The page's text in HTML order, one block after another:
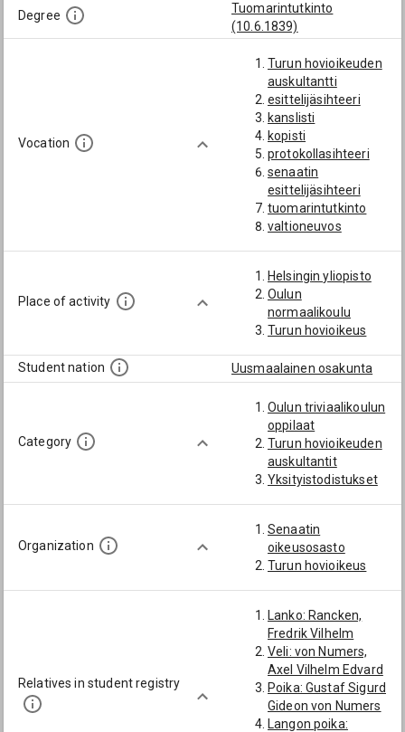
Degree
Tuomarintutkinto
(10.6.1839)
Vocation
Turun hovioikeuden
auskultantti
esittelijäsihteeri
kanslisti
kopisti
protokollasihteeri
senaatin
esittelijäsihteeri
tuomarintutkinto
valtioneuvos
Place of activity
Helsingin yliopisto
Oulun
normaalikoulu
Turun hovioikeus
Student nation Uusmaalainen osakunta
Category
Oulun triviaalikoulun
oppilaat
Turun hovioikeuden
auskultantit
Yksityistodistukset
Organization
Senaatin
oikeusosasto
Turun hovioikeus
Relatives in student registry
Lanko: Rancken,
Fredrik Vilhelm
Veli: von Numers,
Axel Vilhelm Edvard
Poika: Gustaf Sigurd
Gideon von Numers
Langon poika: